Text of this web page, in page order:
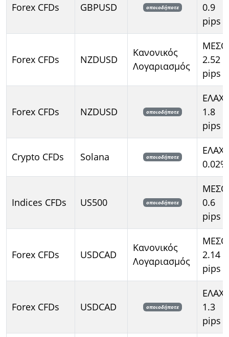
Forex CFDs GBPUSD οποιοδήποτε
0.9
pips
Forex CFDs NZDUSD
Κανονικός
Λογαριασμός
2.52
pips
Forex CFDs NZDUSD οποιοδήποτε
ΕΛΑΧ
1.8
pips
Crypto CFDs Solana οποιοδήποτε
ΕΛΑΧ
0.02%
Indices CFDs US500 οποιοδήποτε
0.6
pips
Forex CFDs USDCAD
Κανονικός
Λογαριασμός
2.14
pips
Forex CFDs USDCAD οποιοδήποτε
ΕΛΑΧ
1.3
pips